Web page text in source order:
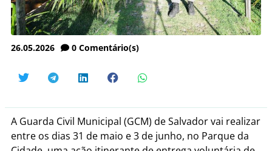
26.05.2026 0 Comentário(s)
A Guarda Civil Municipal (GCM) de Salvador vai realizar
entre os dias 31 de maio e 3 de junho, no Parque da